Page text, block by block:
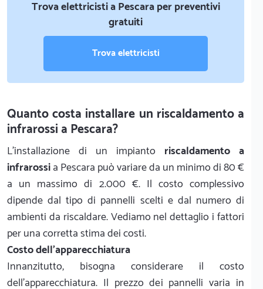
Trova elettricisti a Pescara per preventivi
gratuiti
Trova elettricisti
Quanto costa installare un riscaldamento a
infrarossi a Pescara?
L'installazione di un impianto riscaldamento a
infrarossia Pescara può variare da un minimo di 80 €
a un massimo di 2.000 €. Il costo complessivo
dipende dal tipo di pannelli scelti e dal numero di
ambienti da riscaldare. Vediamo nel dettaglio i fattori
per una corretta stima dei costi.
Costo dell'apparecchiatura
Innanzitutto, bisogna considerare il costo
dell'apparecchiatura. Il prezzo dei pannelli varia in